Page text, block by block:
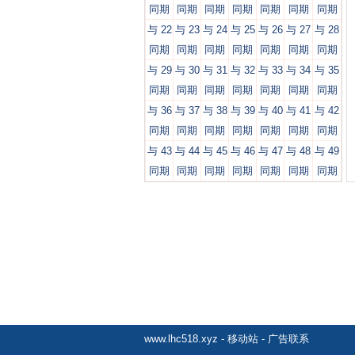
同期 同期 同期 同期 同期 同期
同期
与 22
同期
与 23
同期
与 24
同期
与 25
同期
与 26
同期
与 27
同期
与 28
同期
与 29
同期
与 30
同期
与 31
同期
与 32
同期
与 33
同期
与 34
同期
与 35
同期
与 36
同期
与 37
同期
与 38
同期
与 39
同期
与 40
同期
与 41
同期
与 42
同期
与 43
同期
与 44
同期
与 45
同期
与 46
同期
与 47
同期
与 48
同期
与 49
同期
www.lhc518.xyz - 移动站 - 广告联系